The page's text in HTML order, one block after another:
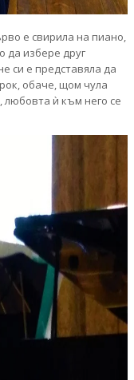
е свирила на пиано,
да избере друг
си е представяла да
обаче, щом чула
любовта ѝ към него се